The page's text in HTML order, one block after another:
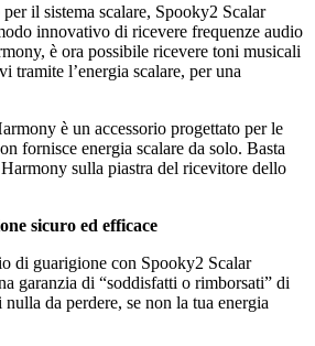
il sistema scalare, Spooky2 Scalar
innovativo di ricevere frequenze audio
è ora possibile ricevere toni musicali
tramite l’energia scalare, per una
è un accessorio progettato per le
fornisce energia scalare da solo. Basta
sulla piastra del ricevitore dello
sicuro ed efficace
di guarigione con Spooky2 Scalar
garanzia di “soddisfatti o rimborsati” di
da perdere, se non la tua energia